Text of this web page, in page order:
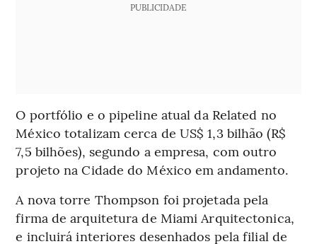
PUBLICIDADE
O portfólio e o pipeline atual da Related no
México totalizam cerca de US$ 1,3 bilhão (R$
7,5 bilhões), segundo a empresa, com outro
projeto na Cidade do México em andamento.
A nova torre Thompson foi projetada pela
firma de arquitetura de Miami Arquitectonica,
e incluirá interiores desenhados pela filial de